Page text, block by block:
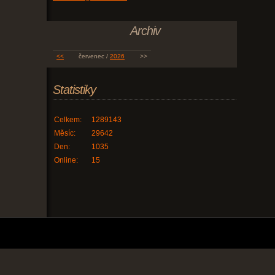
Archiv
<< červenec / 2026 >>
Statistiky
Online: 15
Celkem:
1289143
Měsíc:
29642
Den:
1035